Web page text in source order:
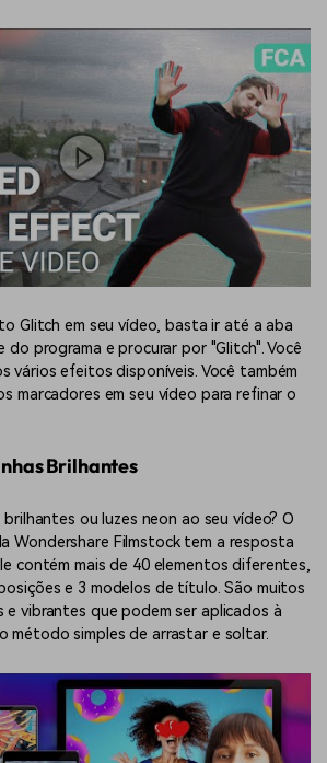
Glitch em seu vídeo, basta ir até a aba
programa e procurar por "Glitch". Você
vários efeitos disponíveis. Você também
marcadores em seu vídeo para refinar o
Brilhantes
ou luzes neon ao seu vídeo? O
Wondershare Filmstock tem a resposta
contém mais de 40 elementos diferentes,
e 3 modelos de título. São muitos
vibrantes que podem ser aplicados à
método simples de arrastar e soltar.